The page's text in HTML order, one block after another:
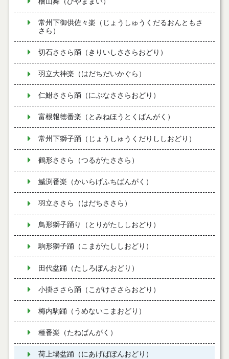
常州下御供佐々楽（じょうしゅうくだるおんともさ
さら）
切石ささら踊（きりいしささらおどり）
羽立大神楽（はだちだいかぐら）
仁鮒ささら踊（にぶなささらおどり）
富根報徳番楽（とみねほうとくばんがく）
常州下獅子踊（じょうしゅうくだりししおどり）
鶴形ささら（つるがたささら）
鰄渕番楽（かいらげふちばんがく）
羽立ささら（はだちささら）
鳥形獅子踊り（とりがたししおどり）
駒形獅子踊（こまがたししおどり）
田代盆踊（たしろぼんおどり）
小掛ささら踊（こがけささらおどり）
梅内駒踊（うめないこまおどり）
種番楽（たねばんがく）
荷上場盆踊（にあげばぼんおどり）